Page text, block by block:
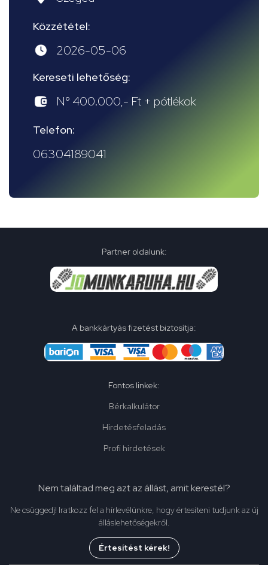
Közzététel:
2026-05-06
Kereseti lehetőség:
N° 400.000,- Ft + pótlékok
Telefon:
06304189041
Partner oldalunk:
A bankkártyás fizetést biztosítja:
Fontos linkek:
Bérkalkulátor
Hirdetésfeladás
Profi hirdetések
Nem találtad meg azt az állást, amit kerestél?
Ne csüggedj! Iratkozz fel a hírlevélünkre, hogy értesíteni tudjunk az új
álláslehetőségekről.
Értesítést kérek!